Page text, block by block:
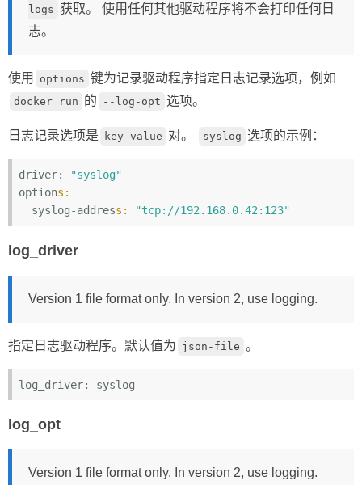
logs 获取。 使用任何其他驱动程序将不会打印任何日
志。
使用 options 键为记录驱动程序指定日志记录选项，例如
docker run 的 --log-opt 选项。
日志记录选项是 key-value 对。 syslog 选项的示例：
driver:
"syslog"
options:
  syslog-addres
s: "tcp://192.168.0.42:123"
log_driver
Version 1 file format only. In version 2, use logging.
指定日志驱动程序。默认值为 json-file 。
log_driver:
log_opt
Version 1 file format only. In version 2, use logging.